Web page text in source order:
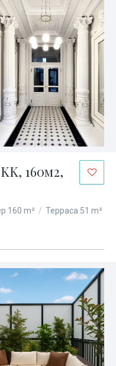
160м2,
160 m² / Терраса 51 m²